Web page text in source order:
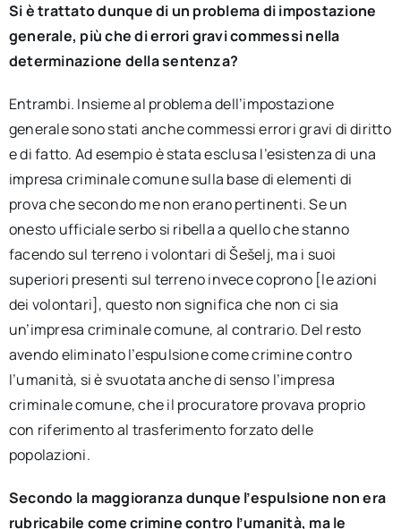
Si è trattato dunque di un problema di impostazione
generale, più che di errori gravi commessi nella
determinazione della sentenza?
Entrambi. Insieme al problema dell’impostazione
generale sono stati anche commessi errori gravi di diritto
e di fatto. Ad esempio è stata esclusa l’esistenza di una
impresa criminale comune sulla base di elementi di
prova che secondo me non erano pertinenti. Se un
onesto ufficiale serbo si ribella a quello che stanno
facendo sul terreno i volontari di Šešelj, ma i suoi
superiori presenti sul terreno invece coprono [le azioni
dei volontari], questo non significa che non ci sia
un’impresa criminale comune, al contrario. Del resto
avendo eliminato l’espulsione come crimine contro
l’umanità, si è svuotata anche di senso l’impresa
criminale comune, che il procuratore provava proprio
con riferimento al trasferimento forzato delle
popolazioni.
Secondo la maggioranza dunque l’espulsione non era
rubricabile come crimine contro l’umanità, ma le